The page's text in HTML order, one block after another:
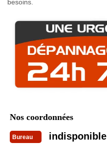
besoins.
Nos coordonnées
Bureau indisponible